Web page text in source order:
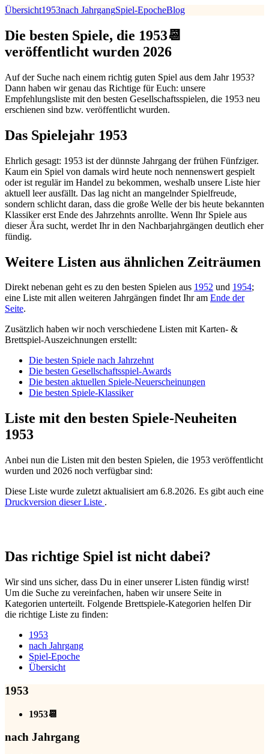
Übersicht1953nach JahrgangSpiel-EpocheBlog
Die besten Spiele, die 1953📆
veröffentlicht wurden 2026
Auf der Suche nach einem richtig guten Spiel aus dem Jahr 1953?
Dann haben wir genau das Richtige für Euch: unsere
Empfehlungsliste mit den besten Gesellschaftsspielen, die 1953 neu
erschienen sind bzw. veröffentlicht wurden.
Das Spielejahr 1953
Ehrlich gesagt: 1953 ist der dünnste Jahrgang der frühen Fünfziger.
Kaum ein Spiel von damals wird heute noch nennenswert gespielt
oder ist regulär im Handel zu bekommen, weshalb unsere Liste hier
aktuell leer ausfällt. Das lag nicht an mangelnder Spielfreude,
sondern schlicht daran, dass die große Welle der bis heute bekannten
Klassiker erst Ende des Jahrzehnts anrollte. Wenn Ihr Spiele aus
dieser Ära sucht, werdet Ihr in den Nachbarjahrgängen deutlich eher
fündig.
Weitere Listen aus ähnlichen Zeiträumen
Direkt nebenan geht es zu den besten Spielen aus 1952 und 1954;
eine Liste mit allen weiteren Jahrgängen findet Ihr am Ende der
Seite.
Zusätzlich haben wir noch verschiedene Listen mit Karten- &
Brettspiel-Auszeichnungen erstellt:
Die besten Spiele nach Jahrzehnt
Die besten Gesellschaftsspiel-Awards
Die besten aktuellen Spiele-Neuerscheinungen
Die besten Spiele-Klassiker
Liste mit den besten Spiele-Neuheiten
1953
Anbei nun die Listen mit den besten Spielen, die 1953 veröffentlicht
wurden und 2026 noch verfügbar sind:
Diese Liste wurde zuletzt aktualisiert am 6.8.2026. Es gibt auch eine
Druckversion dieser Liste .
Das richtige Spiel ist nicht dabei?
Wir sind uns sicher, dass Du in einer unserer Listen fündig wirst!
Um die Suche zu vereinfachen, haben wir unsere Seite in
Kategorien unterteilt. Folgende Brettspiele-Kategorien helfen Dir
die richtige Liste zu finden:
1953
nach Jahrgang
Spiel-Epoche
Übersicht
1953
1953📆
nach Jahrgang